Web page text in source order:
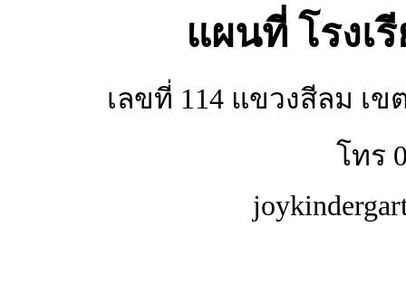
แผนที่ โรงเ
เลขที่ 114 แขวงสีลม เข
โทร